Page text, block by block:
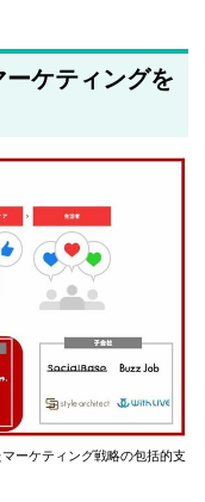
ケティングを
ーケティング戦略の包括的支